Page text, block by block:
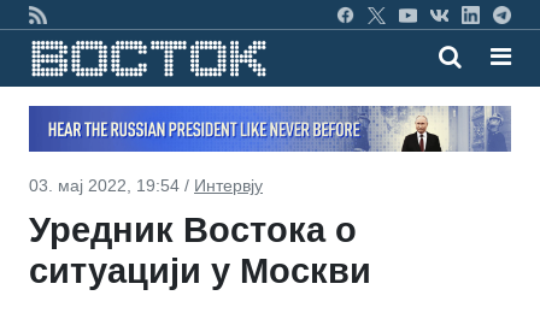
03. мај 2022, 19:54 / Интервју
Уредник Востока о
ситуацији у Москви